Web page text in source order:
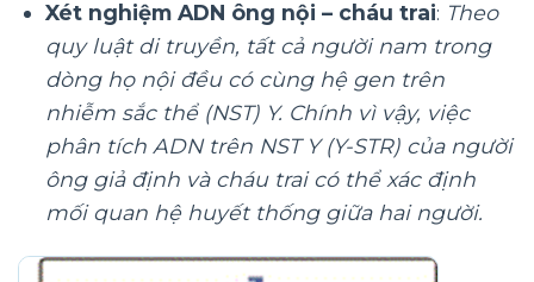
Xét nghiệm ADN ông nội – cháu trai: Theo
quy luật di truyền, tất cả người nam trong
dòng họ nội đều có cùng hệ gen trên
nhiễm sắc thể (NST) Y. Chính vì vậy, việc
phân tích ADN trên NST Y (Y-STR) của người
ông giả định và cháu trai có thể xác định
mối quan hệ huyết thống giữa hai người.